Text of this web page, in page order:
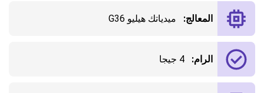
المعالج: ميدياتك هيليو G36
الرام: 4 جيجا